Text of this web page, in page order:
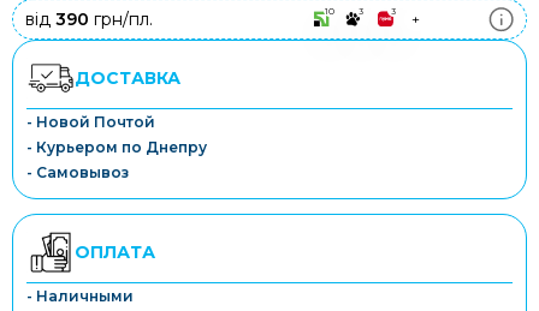
від 390 грн/пл. 10 3 3 +
ДОСТАВКА
- Новой Почтой
- Курьером по Днепру
- Самовывоз
ОПЛАТА
- Наличными